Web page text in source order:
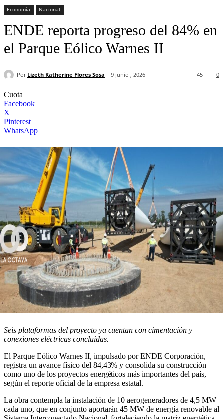
Economía Nacional
ENDE reporta progreso del 84% en
el Parque Eólico Warnes II
Por Lizeth Katherine Flores Sosa 9 junio , 2026 0
45
Cuota
Facebook
X
Pinterest
WhatsApp
Seis plataformas del proyecto ya cuentan con cimentación y
conexiones eléctricas concluidas.
El Parque Eólico Warnes II, impulsado por ENDE Corporación,
registra un avance físico del 84,43% y consolida su construcción
como uno de los proyectos energéticos más importantes del país,
según el reporte oficial de la empresa estatal.
La obra contempla la instalación de 10 aerogeneradores de 4,5 MW
cada uno, que en conjunto aportarán 45 MW de energía renovable al